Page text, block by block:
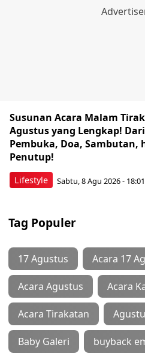
Lifestyle
Susunan Acara Malam
Agustus yang Lengkap! Dari
Pembuka, Doa, Sambutan,
Penutup!
Sabtu, 8 Agu 2026 - 18:01
Tag Populer
17 Agustus Acara 17
Acara Agustus Acara
Acara Tirakatan
Baby Galeri buyback